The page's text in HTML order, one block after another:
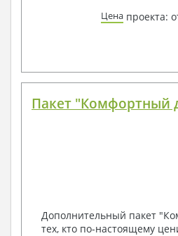
Цена проекта:
Пакет "Комфортный
Дополнительный пакет
тех, кто по-настоящему